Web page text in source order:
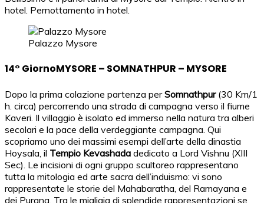
hotel. Pernottamento in hotel.
Palazzo Mysore
14° GiornoMYSORE – SOMNATHPUR – MYSORE
Dopo la prima colazione partenza perSomnathpur(30 Km/1
h. circa) percorrendo una strada di campagna verso il fiume
Kaveri. Il villaggio è isolato ed immerso nella natura tra alberi
secolari e la pace della verdeggiante campagna. Qui
scopriamo uno dei massimi esempi dell’arte della dinastia
Hoysala, il Tempio Kevashada dedicato a Lord Vishnu (XIII
Sec). Le incisioni di ogni gruppo scultoreo rappresentano
tutta la mitologia ed arte sacra dell’induismo: vi sono
rappresentate le storie del Mahabaratha, del Ramayana e
dei Purana. Tra le migliaia di splendide rappresentazioni se